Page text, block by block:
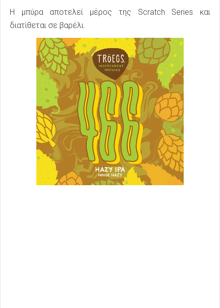
Η μπύρα αποτελεί μέρος της Scratch Series και
διατίθεται σε βαρέλι.